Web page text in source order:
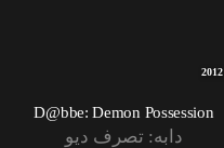
2012
D@bbe: Demon Possession
دابه: تصرف دیو